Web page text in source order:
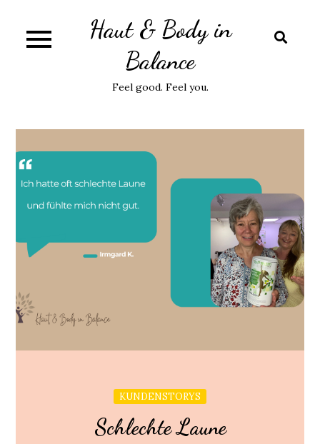
content
Haut & Body in
Balance
Feel good. Feel you.
KUNDENSTORYS
Schlechte Laune